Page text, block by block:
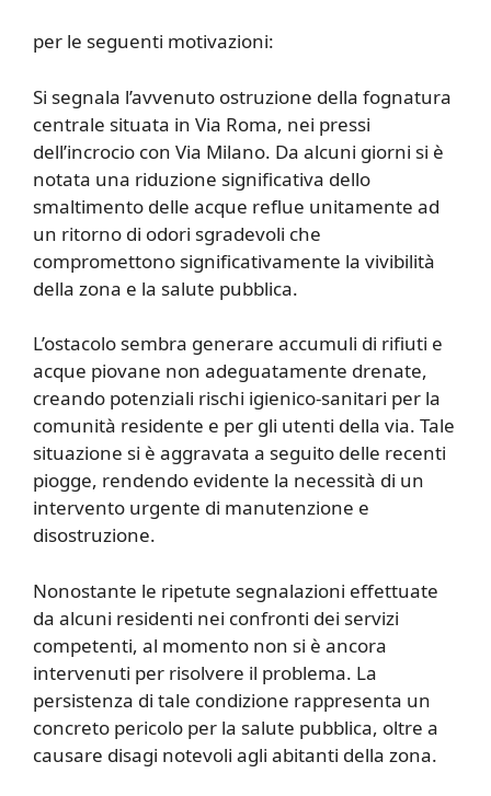
per le seguenti motivazioni:
Si segnala l’avvenuto ostruzione della fognatura
centrale situata in Via Roma, nei pressi
dell’incrocio con Via Milano. Da alcuni giorni si è
notata una riduzione significativa dello
smaltimento delle acque reflue unitamente ad
un ritorno di odori sgradevoli che
compromettono significativamente la vivibilità
della zona e la salute pubblica.
L’ostacolo sembra generare accumuli di rifiuti e
acque piovane non adeguatamente drenate,
creando potenziali rischi igienico-sanitari per la
comunità residente e per gli utenti della via. Tale
situazione si è aggravata a seguito delle recenti
piogge, rendendo evidente la necessità di un
intervento urgente di manutenzione e
disostruzione.
Nonostante le ripetute segnalazioni effettuate
da alcuni residenti nei confronti dei servizi
competenti, al momento non si è ancora
intervenuti per risolvere il problema. La
persistenza di tale condizione rappresenta un
concreto pericolo per la salute pubblica, oltre a
causare disagi notevoli agli abitanti della zona.